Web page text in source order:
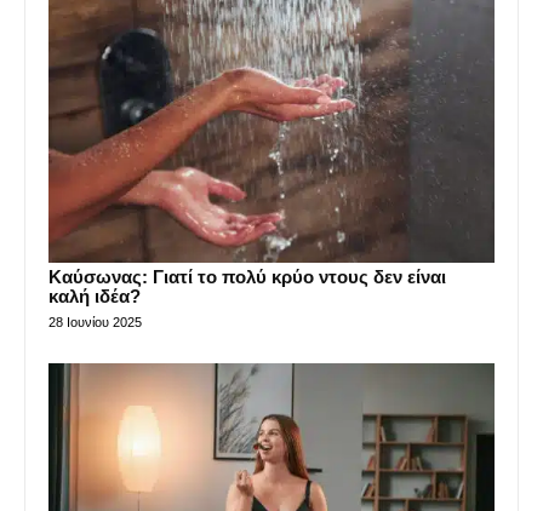
Καύσωνας: Γιατί το πολύ κρύο ντους δεν είναι
καλή ιδέα?
28 Ιουνίου 2025